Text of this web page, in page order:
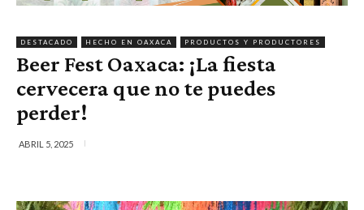
DESTACADO HECHO EN OAXACA PRODUCTOS Y PRODUCTORES
Beer Fest Oaxaca: ¡La fiesta
cervecera que no te puedes
perder!
ABRIL 5, 2025